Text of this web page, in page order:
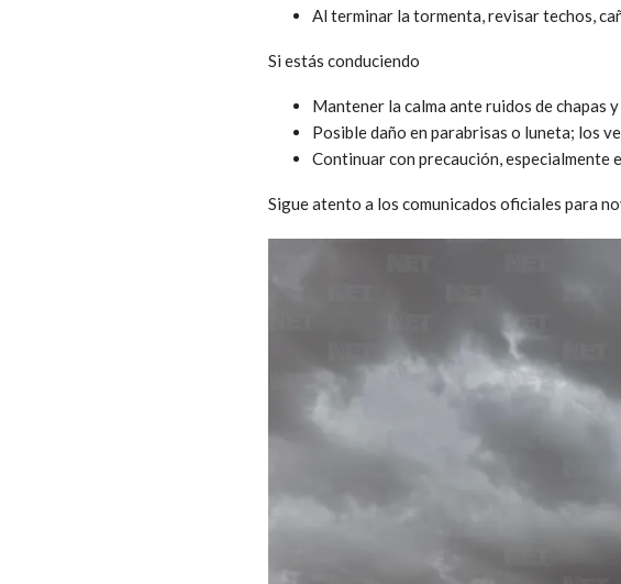
Al terminar la tormenta, revisar techos,
Si estás conduciendo
Mantener la calma ante ruidos de chapas
Posible daño en parabrisas o luneta; los
Continuar con precaución, especialmente
Sigue atento a los comunicados oficiales para